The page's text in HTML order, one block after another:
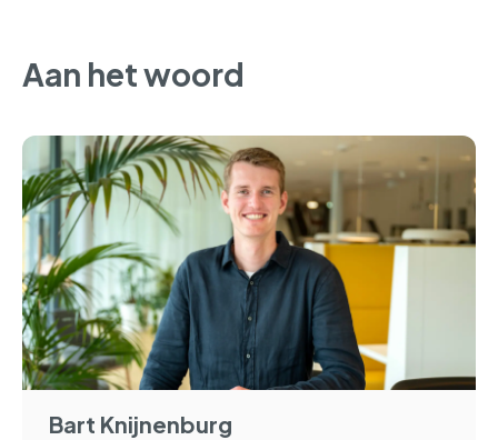
Aan het woord
Bart Knijnenburg